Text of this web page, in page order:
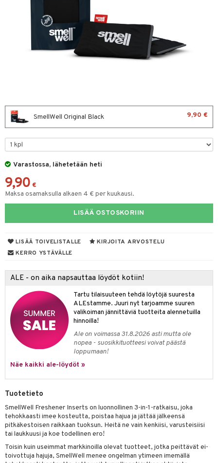
SmellWell Original Black 9,90 €
Varastossa, lähetetään heti
9,90 €
Maksa osamaksulla alkaen 4 € per kuukausi.
LISÄÄ OSTOSKORIIN
LISÄÄ TOIVELISTALLE
KIRJOITA ARVOSTELU
KERRO YSTÄVÄLLE
ALE - on aika napsauttaa löydöt kotiin!
Tartu tilaisuuteen tehdä löytöjä suuresta
ALEstamme. Juuri nyt tarjoamme suuren
valikoiman jännittäviä tuotteita alennetuilla
hinnoilla!
Ale on voimassa 31.8.2026 asti mutta ole
nopea - suosikkituotteesi voivat päästä
loppumaan!
Näe kaikki ale-löydöt »
Tuotetieto
SmellWell Freshener Inserts on luonnollinen 3-in-1-ratkaisu, joka
tehokkaasti imee kosteutta, poistaa hajua ja jättää jälkeensä
pitkäkestoisen raikkaan tuoksun. Heitä ne vain kenkiisi, varusteisiisi
tai laukkuusi ja koe todellinen ero!
Toisin kuin useimmat markkinoilla olevat tuotteet, jotka peittävät ei-
toivottuja hajuja, SmellWell menee ongelman ytimeen imemällä
proteiini
Tabletit
& vastauksia